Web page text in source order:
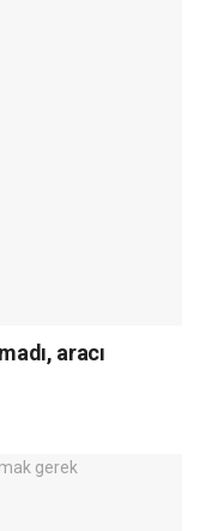
aracı